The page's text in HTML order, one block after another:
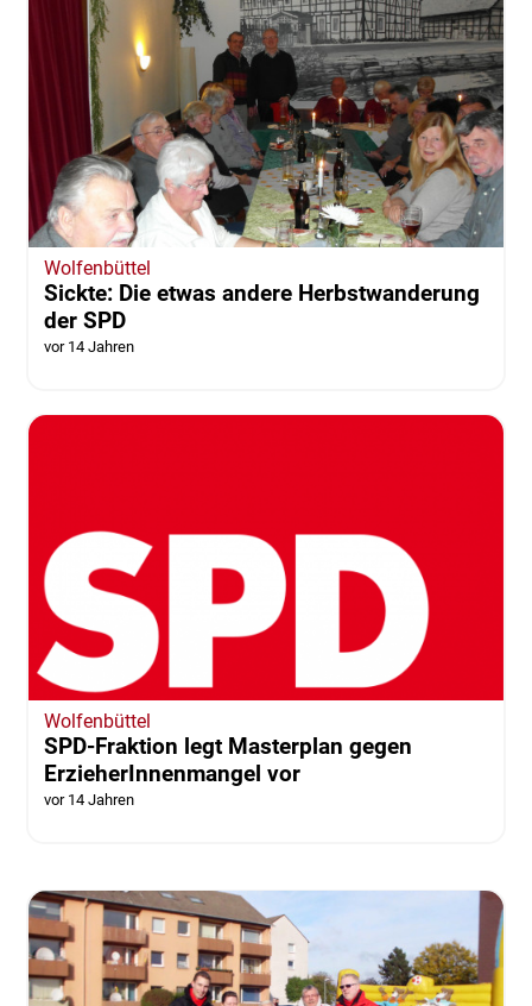
Wolfenbüttel
Sickte: Die etwas andere Herbstwanderung
der SPD
vor 14 Jahren
Wolfenbüttel
SPD-Fraktion legt Masterplan gegen
ErzieherInnenmangel vor
vor 14 Jahren